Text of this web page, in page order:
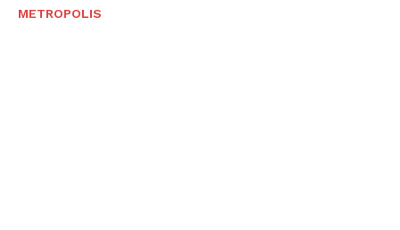
METROPOLIS